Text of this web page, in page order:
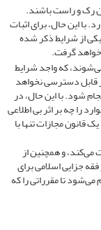
رک و راست باشند.
این حال، برای اثبات
از شرایط ذکر شده
گرفت.
که واجد شرایط
قابل دسترسی نخواهد
شود. با این حال، در
را چه بر اثر بی اطلاعی
قانون مجازات تنها با
می‌کند، و همچنین از
جزایی اسلامی برای
می‌شود تا مقرراتی را که